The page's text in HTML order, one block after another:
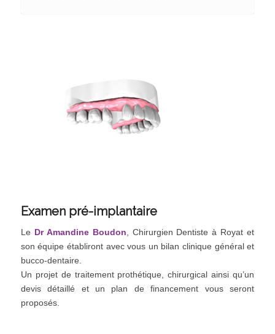
Examen pré-implantaire
Le Dr Amandine Boudon , Chirurgien Dentiste à Royat et
son équipe établiront avec vous un bilan clinique général et
bucco-dentaire.
Un projet de traitement prothétique, chirurgical ainsi qu’un
devis détaillé et un plan de financement vous seront
proposés.